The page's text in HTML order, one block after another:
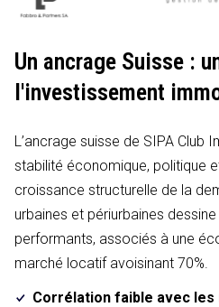
Un ancrage Suisse :
l'investissement
L’ancrage suisse de SIPA Club
stabilité économique, politique
croissance structurelle de la
urbaines et périurbaines
performants, associés à une
marché locatif avoisinant 70%.
Corrélation faible avec